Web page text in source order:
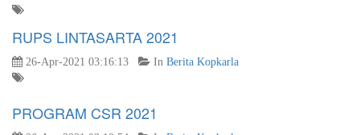
RUPS LINTASARTA 2021
26-Apr-2021 03:16:13 In Berita Kopkarla
PROGRAM CSR 2021